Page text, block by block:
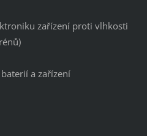
zařízení proti vlhkosti
baterií a zařízení
Baterie